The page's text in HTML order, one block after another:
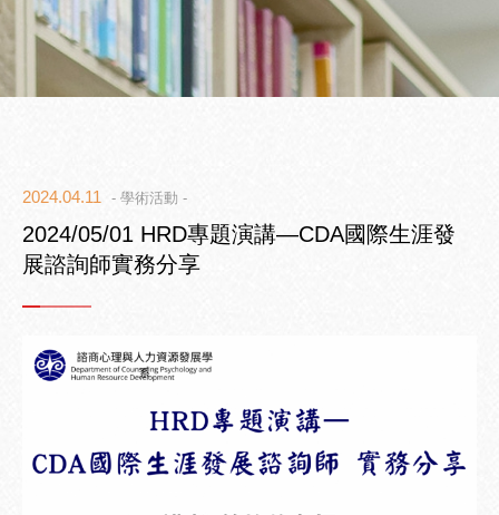
2024.04.11 - 學術活動 -
2024/05/01 HRD專題演講—CDA國際生涯發
展諮詢師實務分享